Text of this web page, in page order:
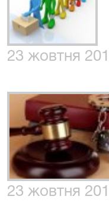
23 жовтня
23 жовтня